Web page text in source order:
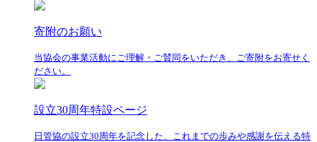
寄附のお願い
当協会の事業活動にご理解・ご賛同をいただき、ご寄附をお寄せく
ださい。
設立30周年特設ページ
日管協の設立30周年を記念した、これまでの歩みや感謝を伝える特